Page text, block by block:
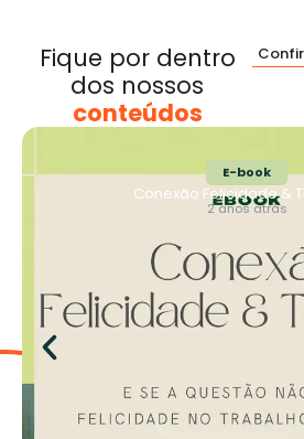
Fique por dentro
dos nossos
conteúdos
E-book
Conexão Felicidade &
2 anos atrás